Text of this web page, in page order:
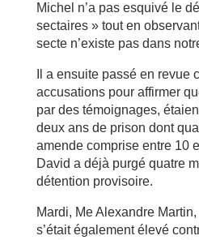
Michel n’a pas esquivé le
sectaires » tout en
secte n’existe pas dans
Il a ensuite passé en revue
accusations pour affirmer
par des témoignages,
deux ans de prison dont
amende comprise entre 10
David a déjà purgé quatre
détention provisoire.
Mardi, Me Alexandre
s’était également élevé